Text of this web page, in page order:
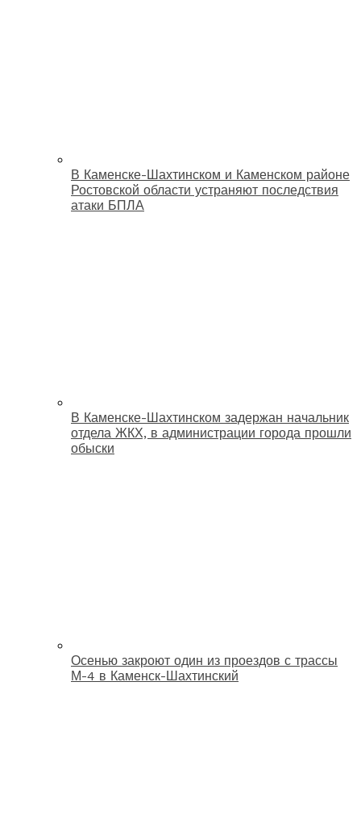
В Каменске-Шахтинском и Каменском районе
Ростовской области устраняют последствия
атаки БПЛА
В Каменске-Шахтинском задержан начальник
отдела ЖКХ, в администрации города прошли
обыски
Осенью закроют один из проездов с трассы
М-4 в Каменск-Шахтинский